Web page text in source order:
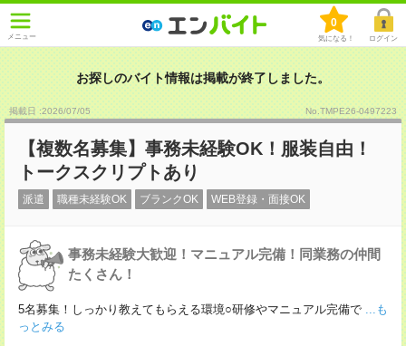
メニュー
0
気になる！ ログイン
お探しのバイト情報は掲載が終了しました。
掲載日 :2026/07/05 No.TMPE26-0497223
【複数名募集】事務未経験OK！服装自由！
トークスクリプトあり
派遣 職種未経験OK ブランクOK WEB登録・面接OK
事務未経験大歓迎！マニュアル完備！同業務の仲間
たくさん！
5名募集！しっかり教えてもらえる環境○研修やマニュアル完備で ...も
っとみる